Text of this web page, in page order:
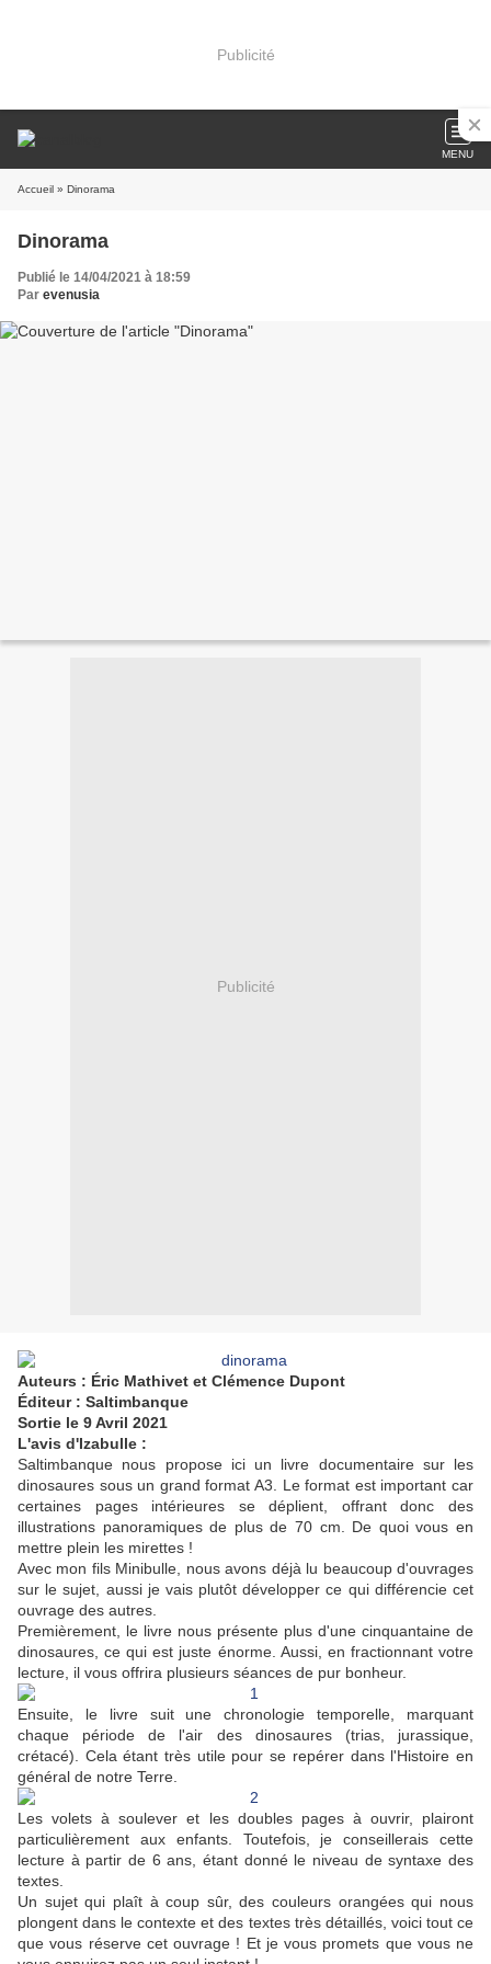
Publicité
MENU
Accueil » Dinorama
Dinorama
Publié le 14/04/2021 à 18:59
Par evenusia
Publicité
Auteurs : Éric Mathivet et Clémence Dupont
Éditeur : Saltimbanque
Sortie le 9 Avril 2021
L'avis d'Izabulle :
Saltimbanque nous propose ici un livre documentaire sur les
dinosaures sous un grand format A3. Le format est important car
certaines pages intérieures se déplient, offrant donc des
illustrations panoramiques de plus de 70 cm. De quoi vous en
mettre plein les mirettes !
Avec mon fils Minibulle, nous avons déjà lu beaucoup d'ouvrages
sur le sujet, aussi je vais plutôt développer ce qui différencie cet
ouvrage des autres.
Premièrement, le livre nous présente plus d'une cinquantaine de
dinosaures, ce qui est juste énorme. Aussi, en fractionnant votre
lecture, il vous offrira plusieurs séances de pur bonheur.
Ensuite, le livre suit une chronologie temporelle, marquant
chaque période de l'air des dinosaures (trias, jurassique,
crétacé). Cela étant très utile pour se repérer dans l'Histoire en
général de notre Terre.
Les volets à soulever et les doubles pages à ouvrir, plairont
particulièrement aux enfants. Toutefois, je conseillerais cette
lecture à partir de 6 ans, étant donné le niveau de syntaxe des
textes.
Un sujet qui plaît à coup sûr, des couleurs orangées qui nous
plongent dans le contexte et des textes très détaillés, voici tout ce
que vous réserve cet ouvrage ! Et je vous promets que vous ne